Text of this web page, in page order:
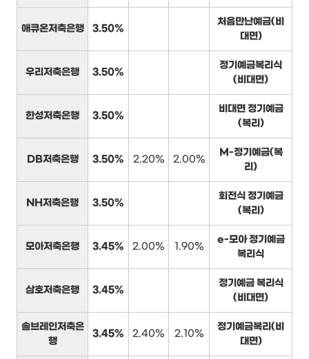
애큐온저축은행 3.50%
처음만난예금(비
대면)
우리저축은행 3.50%
정기예금복리식
(비대면)
한성저축은행 3.50%
비대면 정기예금
(복리)
DB저축은행 3.50% 2.20% 2.00%
M-정기예금(복
리)
NH저축은행 3.50%
회전식 정기예금
(복리)
모아저축은행 3.45% 2.00% 1.90%
e-모아 정기예금
복리식
삼호저축은행 3.45%
정기예금 복리식
(비대면)
솔브레인저축은
행
3.45% 2.40% 2.10%
정기예금복리(비
대면)